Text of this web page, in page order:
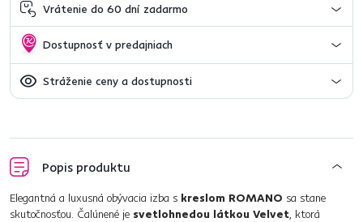
Vrátenie do 60 dní zadarmo
Dostupnosť v predajniach
Stráženie ceny a dostupnosti
Popis produktu
Elegantná a luxusná obývacia izba s kreslom ROMANO sa stane
skutočnosťou. Čalúnené je svetlohnedou látkou Velvet, ktorá